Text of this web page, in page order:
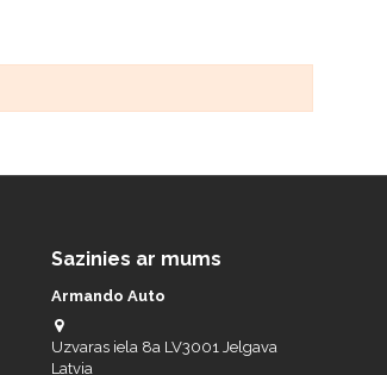
Sazinies ar mums
Armando Auto
Uzvaras iela 8a LV3001 Jelgava
Latvia